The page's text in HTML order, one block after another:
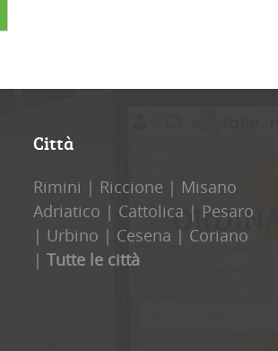
Città
Rimini | Riccione | Misano
Adriatico | Cattolica | Pesaro
| Urbino | Cesena | Coriano
| Tutte le città